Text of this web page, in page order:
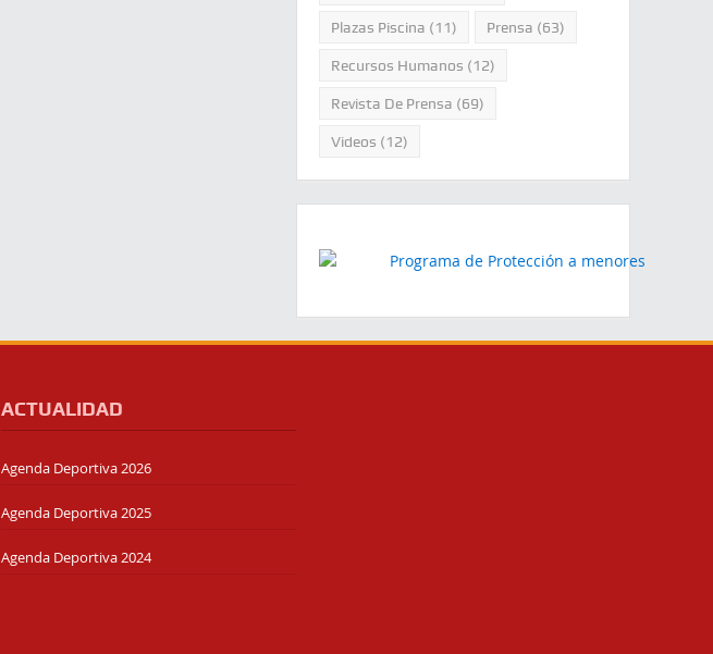
Plazas Piscina (11) Prensa (63)
Recursos Humanos (12)
Revista De Prensa (69)
Videos (12)
ACTUALIDAD
Agenda Deportiva 2026
Agenda Deportiva 2025
Agenda Deportiva 2024